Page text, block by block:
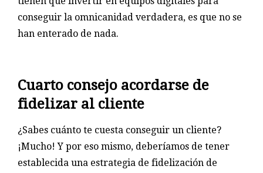
conseguir la omnicanidad verdadera, es que no se
han enterado de nada.
Cuarto consejo acordarse de
fidelizar al cliente
¿Sabes cuánto te cuesta conseguir un cliente?
¡Mucho! Y por eso mismo, deberíamos de tener
establecida una estrategia de fidelización de